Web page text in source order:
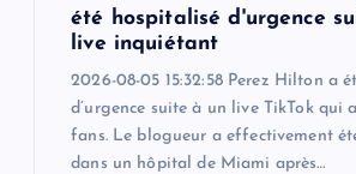
été hospitalisé d'urgence
live inquiétant
2026-08-05 15:32:58 Perez Hilton a
d’urgence suite à un live TikTok qui
fans. Le blogueur a effectivement
dans un hôpital de Miami après…